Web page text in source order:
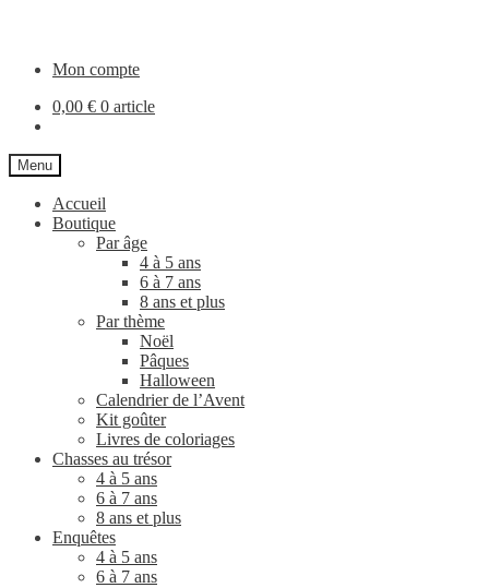
navigationMon compte
0,00 € 0 article
Menu
Accueil
Boutique
Par âge
4 à 5 ans
6 à 7 ans
8 ans et plus
Par thème
Noël
Pâques
Halloween
Calendrier de l’Avent
Kit goûter
Livres de coloriages
Chasses au trésor
4 à 5 ans
6 à 7 ans
8 ans et plus
Enquêtes
4 à 5 ans
6 à 7 ans